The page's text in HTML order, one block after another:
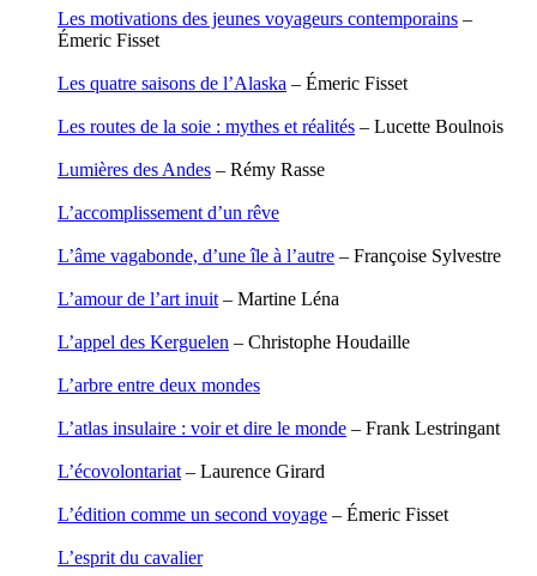
Hussain Fawaz
Hussenet Emmanuel
Jacq Marie-Claire
Janichon Gérard
Klein Julie
Klvana Ilya
La Brosse Gaële de
Lacarrière Jacques
Lagny Laurence
Lamotte Aymeric de
Lanouguère-Bruneau Virginie
Lautier-Gaud Jean
Leblanc Léopoldine
Lebrun Alain
Les motivations des jeunes voyageurs contemporains –
Émeric Fisset
Les quatre saisons de l’Alaska – Émeric Fisset
Les routes de la soie : mythes et réalités – Lucette Boulnois
Lumières des Andes – Rémy Rasse
L’accomplissement d’un rêve
L’âme vagabonde, d’une île à l’autre – Françoise Sylvestre
L’amour de l’art inuit – Martine Léna
L’appel des Kerguelen – Christophe Houdaille
L’arbre entre deux mondes
L’atlas insulaire : voir et dire le monde – Frank Lestringant
L’écovolontariat – Laurence Girard
L’édition comme un second voyage – Émeric Fisset
L’esprit du cavalier